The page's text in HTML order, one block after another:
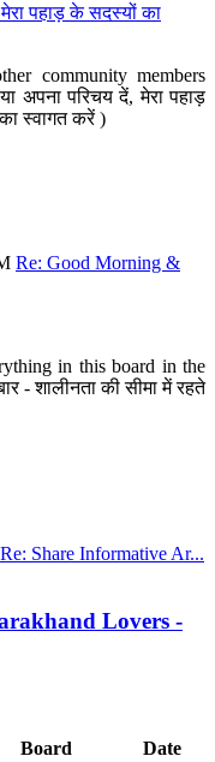
पहाड़ के सदस्यों का
community members
अपना परिचय दें, मेरा पहाड़
स्वागत करें )
Re: Good Morning &
in this board in the
- शालीनता की सीमा में रहते
Re: Share Informative Ar...
Lovers -
Board Date